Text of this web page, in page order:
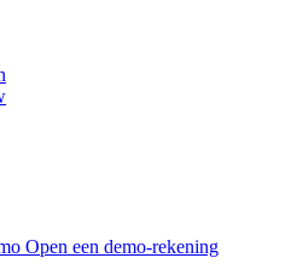
Open een demo-rekening